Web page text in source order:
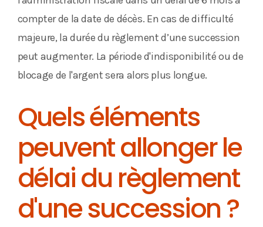
compter de la date de décès. En cas de difficulté
majeure, la durée du règlement d’une succession
peut augmenter. La période d'indisponibilité ou de
blocage de l'argent sera alors plus longue.
Quels éléments
peuvent allonger le
délai du règlement
d'une succession ?